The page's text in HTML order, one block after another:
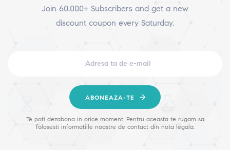
Join 60.000+ Subscribers and get a new
discount coupon every Saturday.
ABONEAZA-TE
Te poti dezabona in orice moment. Pentru aceasta te rugam sa
folosesti informatiile noastre de contact din nota legala.